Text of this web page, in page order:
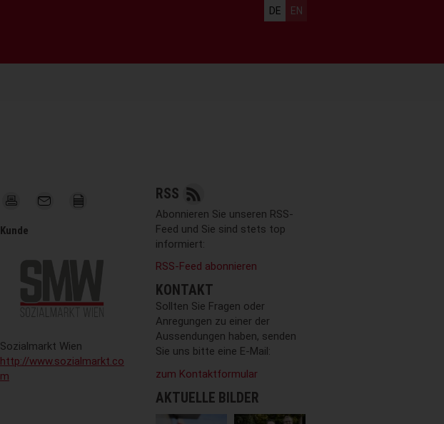
Sprachauswahl
DE EN
Kunde
Sozialmarkt Wien
http://www.sozialmarkt.co
m
RSS
Abonnieren Sie unseren RSS-
Feed und Sie sind stets top
informiert:
RSS-Feed abonnieren
KONTAKT
Sollten Sie Fragen oder
Anregungen zu einer der
Aussendungen haben, senden
Sie uns bitte eine E-Mail:
zum Kontaktformular
AKTUELLE BILDER